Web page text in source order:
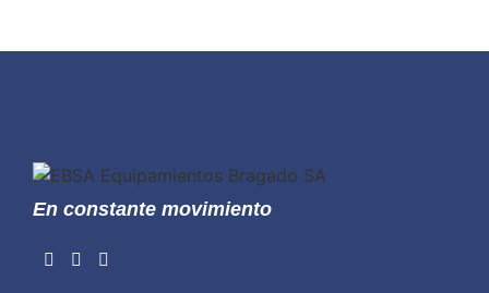
En constante movimiento